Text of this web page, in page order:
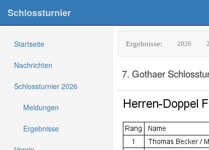
Schlossturnier
Startseite
Nachrichten
Schlossturnier 2026
Meldungen
Ergebnisse
Ergebnisse: 2026
7. Gothaer